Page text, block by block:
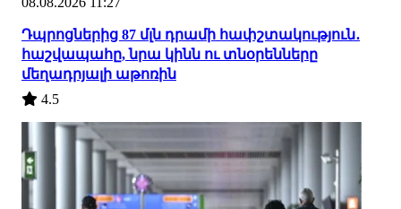
Դպրոցներից 87 մլն դրամի հափշտակություն․
հաշվապահը, նրա կինն ու տնօրենները
մեղադրյալի աթոռին
4.5